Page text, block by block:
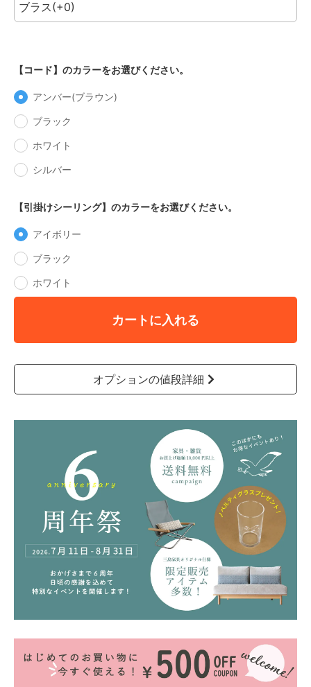
【コード】のカラーをお選びください。
アンバー(ブラウン)
ブラック
ホワイト
シルバー
【引掛けシーリング】のカラーをお選びください。
アイボリー
ブラック
ホワイト
カートに入れる
オプションの値段詳細